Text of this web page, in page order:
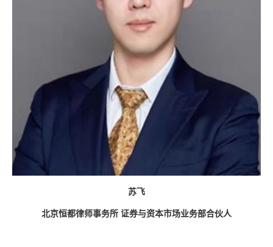
苏飞
北京恒都律师事务所 证券与资本市场业务部合伙人